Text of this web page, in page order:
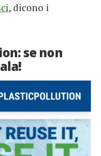
, dicono i
se non